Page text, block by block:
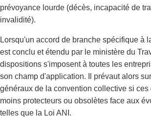
prévoyance lourde (décès, incapacité de
invalidité).
Lorsqu'un accord de branche spécifique à
est conclu et étendu par le ministère du
dispositions s'imposent à toutes les
son champ d'application. Il prévaut alors
généraux de la convention collective si ces
moins protecteurs ou obsolètes face aux
telles que la Loi ANI.